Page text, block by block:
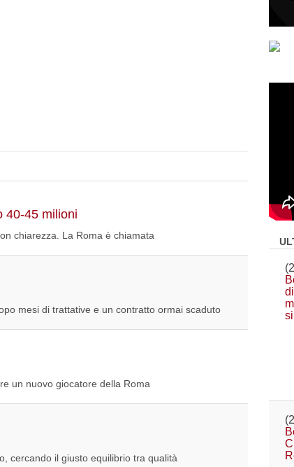
40-45 milioni
chiarezza. La Roma è chiamata
mesi di trattative e un contratto ormai scaduto
un nuovo giocatore della Roma
cercando il giusto equilibrio tra qualità